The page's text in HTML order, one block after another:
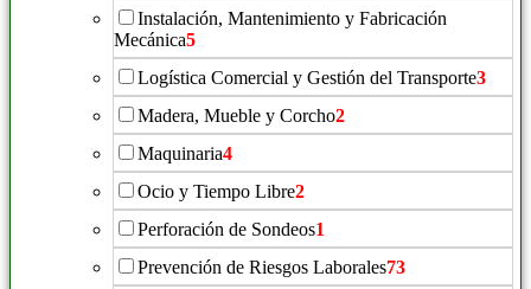
Instalación, Mantenimiento y Fabricación
Mecánica5
Logística Comercial y Gestión del Transporte3
Madera, Mueble y Corcho2
Maquinaria4
Ocio y Tiempo Libre2
Perforación de Sondeos1
Prevención de Riesgos Laborales73